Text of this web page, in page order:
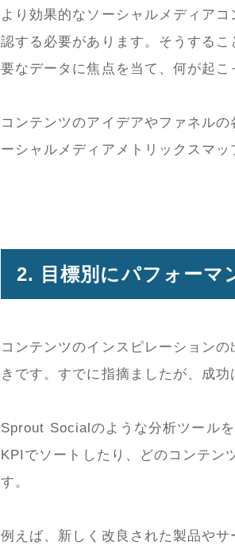
より効果的なソーシャルメディア
認する必要があります。そうする
要なデータに焦点を当て、何が起
コンテンツのアイデアやファネル
ーシャルメディアメトリックスマッ
2. 目標別にパフォーマ
コンテンツのインスピレーション
きです。すでに指摘ましたが、成功
Sprout Socialのような分析ツール
KPIでソートしたり、どのコンテン
す。
例えば、新しく改良された製品や